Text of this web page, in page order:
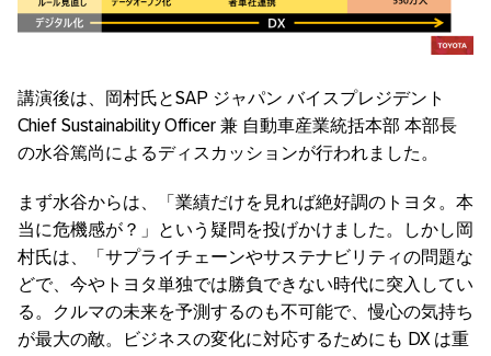
講演後は、岡村氏とSAP ジャパン バイスプレジデント
Chief Sustainability Officer 兼 自動車産業統括本部 本部長
の水谷篤尚によるディスカッションが行われました。
まず水谷からは、「業績だけを見れば絶好調のトヨタ。本
当に危機感が？」という疑問を投げかけました。しかし岡
村氏は、「サプライチェーンやサステナビリティの問題な
どで、今やトヨタ単独では勝負できない時代に突入してい
る。クルマの未来を予測するのも不可能で、慢心の気持ち
が最大の敵。ビジネスの変化に対応するためにも DX は重